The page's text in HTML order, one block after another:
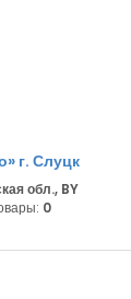
г. Слуцк
обл., BY
0